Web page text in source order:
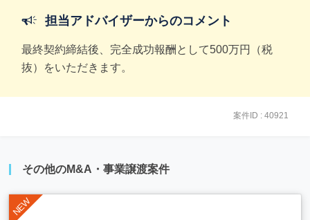
担当アドバイザーからのコメント
最終契約締結後、完全成功報酬として500万円（税
抜）をいただきます。
案件ID : 40921
その他のM&A・事業譲渡案件